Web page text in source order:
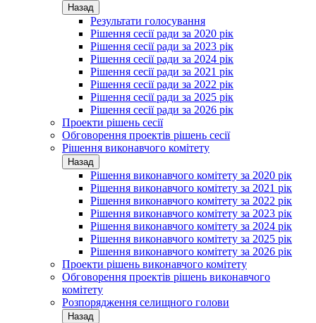
Назад
Результати голосування
Рішення сесії ради за 2020 рік
Рішення сесії ради за 2023 рік
Рішення сесії ради за 2024 рік
Рішення сесії ради за 2021 рік
Рішення сесії ради за 2022 рік
Рішення сесії ради за 2025 рік
Рішення сесії ради за 2026 рік
Проекти рішень сесії
Обговорення проектів рішень сесії
Рішення виконавчого комітету
Назад
Рішення виконавчого комітету за 2020 рік
Рішення виконавчого комітету за 2021 рік
Рішення виконавчого комітету за 2022 рік
Рішення виконавчого комітету за 2023 рік
Рішення виконавчого комітету за 2024 рік
Рішення виконавчого комітету за 2025 рік
Рішення виконавчого комітету за 2026 рік
Проекти рішень виконавчого комітету
Обговорення проектів рішень виконавчого
комітету
Розпорядження селищного голови
Назад